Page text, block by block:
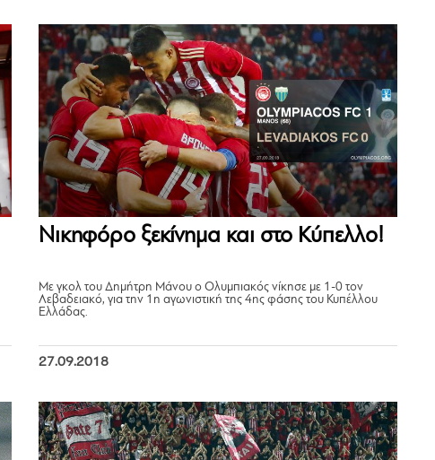
Νικηφόρο ξεκίνημα και στο Κύπελλο!
Με γκολ του Δημήτρη Μάνου ο Ολυμπιακός νίκησε με 1-0 τον
Λεβαδειακό, για την 1η αγωνιστική της 4ης φάσης του Κυπέλλου
Ελλάδας.
27.09.2018